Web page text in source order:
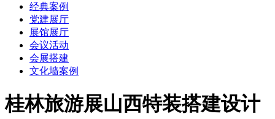
经典案例
党建展厅
展馆展厅
会议活动
会展搭建
文化墙案例
桂林旅游展山西特装搭建设计